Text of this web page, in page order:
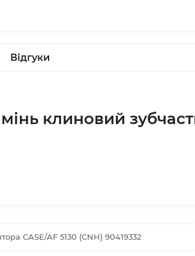
Відгуки
клиновий
CASE/AF 5130 (CNH) 90419332